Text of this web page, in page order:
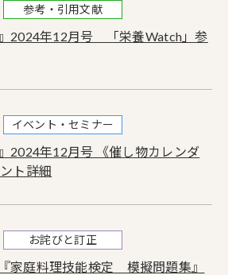
参考・引用文献
』2024年12月号 「栄養Watch」参
イベント・セミナー
2024年12月号 《催し物カレンダ
ト詳細
お詫びと訂正
家庭料理技能検定 模擬問題集』